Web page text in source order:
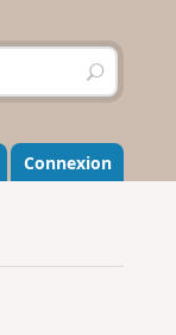
R
e
h
e
r
r
Connexion